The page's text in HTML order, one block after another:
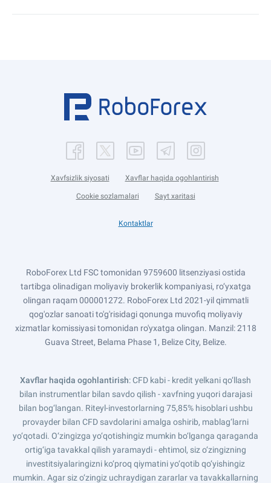
Xavfsizlik siyosati Xavflar haqida ogohlantirish
Cookie sozlamalari Sayt xaritasi
Kontaktlar
RoboForex Ltd FSC tomonidan 9759600 litsenziyasi ostida
tartibga olinadigan moliyaviy brokerlik kompaniyasi, ro‘yxatga
olingan raqam 000001272. RoboForex Ltd 2021-yil qimmatli
qog'ozlar sanoati to'g'risidagi qonunga muvofiq moliyaviy
xizmatlar komissiyasi tomonidan ro'yxatga olingan. Manzil: 2118
Guava Street, Belama Phase 1, Belize City, Belize.
Xavflar haqida ogohlantirish: CFD kabi - kredit yelkani qo‘llash
bilan instrumentlar bilan savdo qilish - xavfning yuqori darajasi
bilan bog‘langan. Riteyl-investorlarning 75,85% hisoblari ushbu
provayder bilan CFD savdolarini amalga oshirib, mablag‘larni
yo‘qotadi. O‘zingizga yo‘qotishingiz mumkin bo‘lganga qaraganda
ortig‘iga tavakkal qilish yaramaydi - ehtimol, siz o‘zingizning
investitsiyalaringizni ko‘proq qiymatini yo‘qotib qo‘yishingiz
mumkin. Agar siz o‘zingiz uchraydigan zararlar va tavakkallarning